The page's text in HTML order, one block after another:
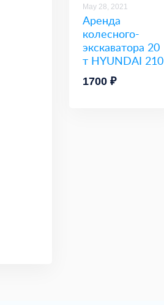
May 28, 2021
Аренда
колесного-
экскаватора 20
т HYUNDAI 210
1700 ₽